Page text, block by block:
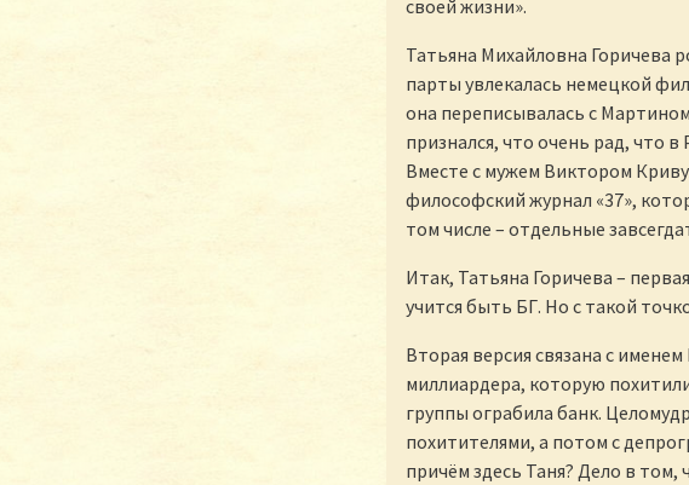
своей жизни».
Татьяна Михайловна Горичева
парты увлекалась немецкой
она переписывалась с
признался, что очень рад, что
Вместе с мужем Виктором
философский журнал «37»,
том числе – отдельные
Итак, Татьяна Горичева –
учится быть БГ. Но с такой
Вторая версия связана с
миллиардера, которую
группы ограбила банк.
похитителями, а потом с
причём здесь Таня? Дело в